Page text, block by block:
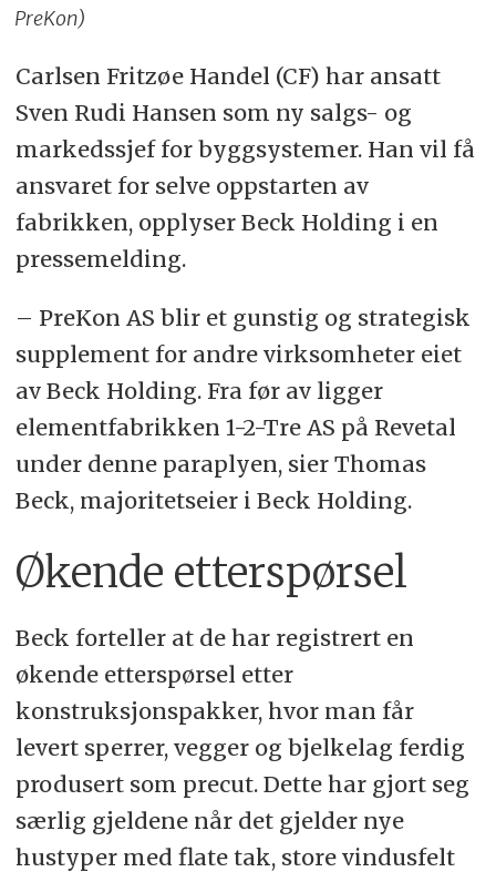
PreKon)
Carlsen Fritzøe Handel (CF) har ansatt
Sven Rudi Hansen som ny salgs- og
markedssjef for byggsystemer. Han vil få
ansvaret for selve oppstarten av
fabrikken, opplyser Beck Holding i en
pressemelding.
– PreKon AS blir et gunstig og strategisk
supplement for andre virksomheter eiet
av Beck Holding. Fra før av ligger
elementfabrikken 1-2-Tre AS på Revetal
under denne paraplyen, sier Thomas
Beck, majoritetseier i Beck Holding.
Økende etterspørsel
Beck forteller at de har registrert en
økende etterspørsel etter
konstruksjonspakker, hvor man får
levert sperrer, vegger og bjelkelag ferdig
produsert som precut. Dette har gjort seg
særlig gjeldene når det gjelder nye
hustyper med flate tak, store vindusfelt